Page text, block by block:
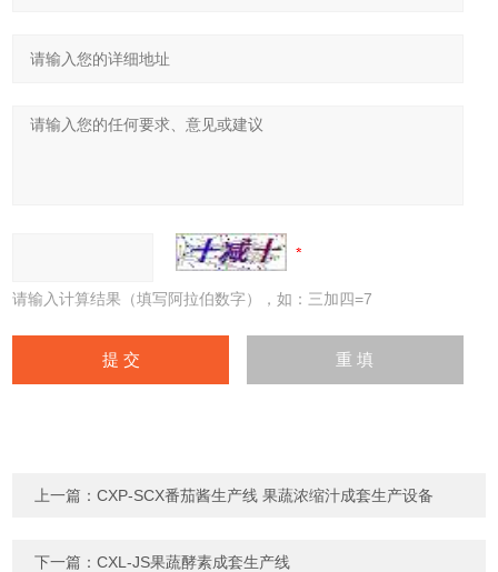
请输入计算结果（填写阿拉伯数字），如：三加四=7
上一篇：CXP-SCX番茄酱生产线 果蔬浓缩汁成套生产设备
下一篇：CXL-JS果蔬酵素成套生产线